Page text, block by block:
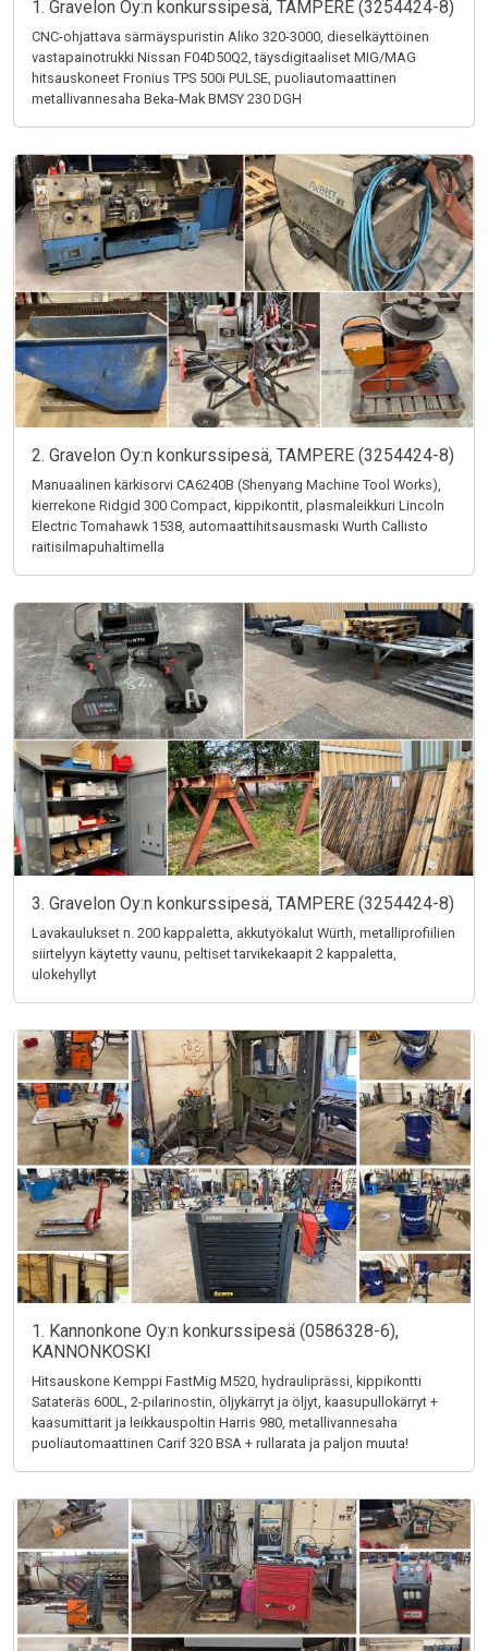
1. Gravelon Oy:n konkurssipesä, TAMPERE (3254424-8)
CNC-ohjattava särmäyspuristin Aliko 320-3000, dieselkäyttöinen
vastapainotrukki Nissan F04D50Q2, täysdigitaaliset MIG/MAG
hitsauskoneet Fronius TPS 500i PULSE, puoliautomaattinen
metallivannesaha Beka-Mak BMSY 230 DGH
2. Gravelon Oy:n konkurssipesä, TAMPERE (3254424-8)
Manuaalinen kärkisorvi CA6240B (Shenyang Machine Tool Works),
kierrekone Ridgid 300 Compact, kippikontit, plasmaleikkuri Lincoln
Electric Tomahawk 1538, automaattihitsausmaski Wurth Callisto
raitisilmapuhaltimella
3. Gravelon Oy:n konkurssipesä, TAMPERE (3254424-8)
Lavakaulukset n. 200 kappaletta, akkutyökalut Würth, metalliprofiilien
siirtelyyn käytetty vaunu, peltiset tarvikekaapit 2 kappaletta,
ulokehyllyt
1. Kannonkone Oy:n konkurssipesä (0586328-6),
KANNONKOSKI
Hitsauskone Kemppi FastMig M520, hydrauliprässi, kippikontti
Satateräs 600L, 2-pilarinostin, öljykärryt ja öljyt, kaasupullokärryt +
kaasumittarit ja leikkauspoltin Harris 980, metallivannesaha
puoliautomaattinen Carif 320 BSA + rullarata ja paljon muuta!